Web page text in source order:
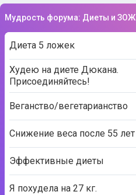
Мудрость форума: Диеты и ЗОЖ
Диета 5 ложек
Худею на диете Дюкана.
Присоединяйтесь!
Веганство/вегетарианство
Снижение веса после 55 лет
Эффективные диеты
Я похудела на 27 кг.